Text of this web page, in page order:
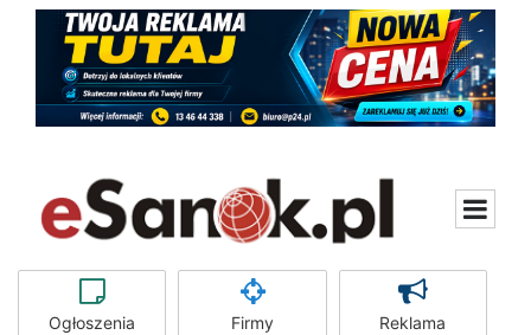
Ogłoszenia Firmy Reklama